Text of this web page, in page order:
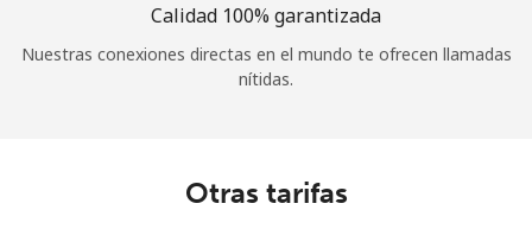
Calidad 100% garantizada
Nuestras conexiones directas en el mundo te ofrecen llamadas
nítidas.
Otras tarifas